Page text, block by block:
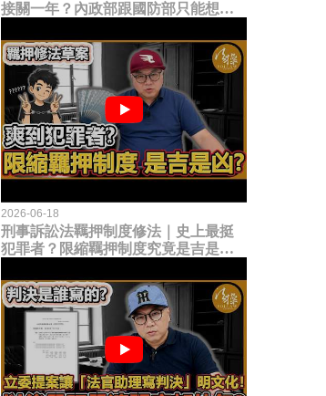
接關一年？內政部跟國防部只能想到
題？
2026-06-18
刑事訴訟法羈押制度修法｜史上最挺
犯罪者？限縮羈押制度究竟是吉是